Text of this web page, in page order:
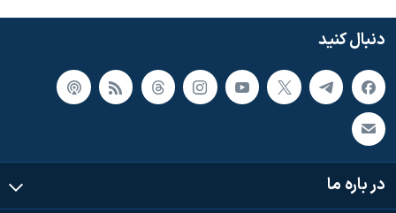
دنبال کنید
در باره ما